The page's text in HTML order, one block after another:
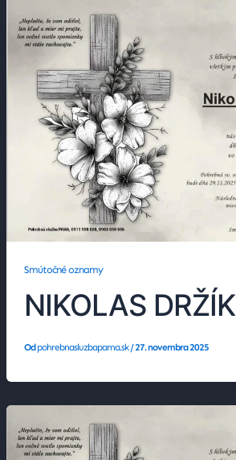
Smútočné oznamy
NIKOLAS DRŽÍK
Od pohrebnasluzbapama.sk/27. novembra 2025